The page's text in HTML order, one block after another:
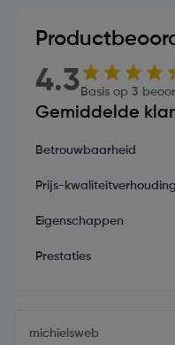
4.3 Basis op 3
Gemiddelde
Betrouwbaarheid
Prijs-kwaliteitverhouding
Eigenschappen
Prestaties
michielsweb